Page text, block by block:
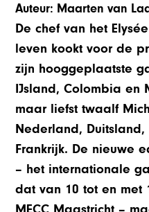
Auteur: Maarten van
De chef van het
leven kookt voor de
zijn hooggeplaatste
IJsland, Colombia en
maar liefst twaalf
Nederland,
Frankrijk. De nieuwe
– het internationale
dat van 10 tot en met